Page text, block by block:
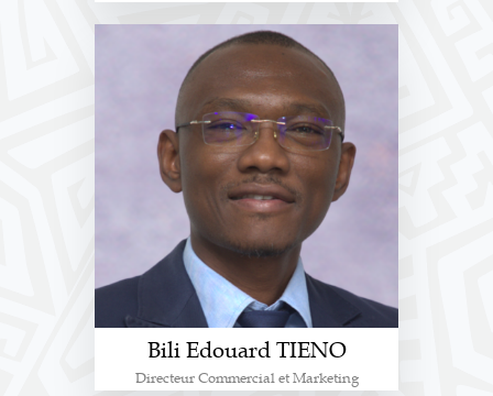
Bili Edouard TIENO
Directeur Commercial et Marketing